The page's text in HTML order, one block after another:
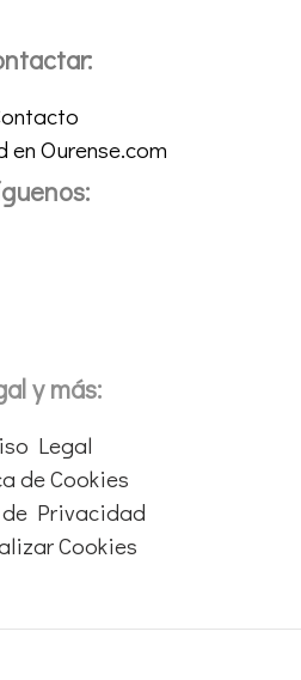
Ourense.com
y más:
Legal
de Cookies
Privacidad
Cookies